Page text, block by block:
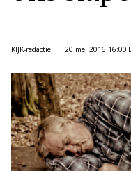
KIJK-redactie 20 mei 2016 16:00